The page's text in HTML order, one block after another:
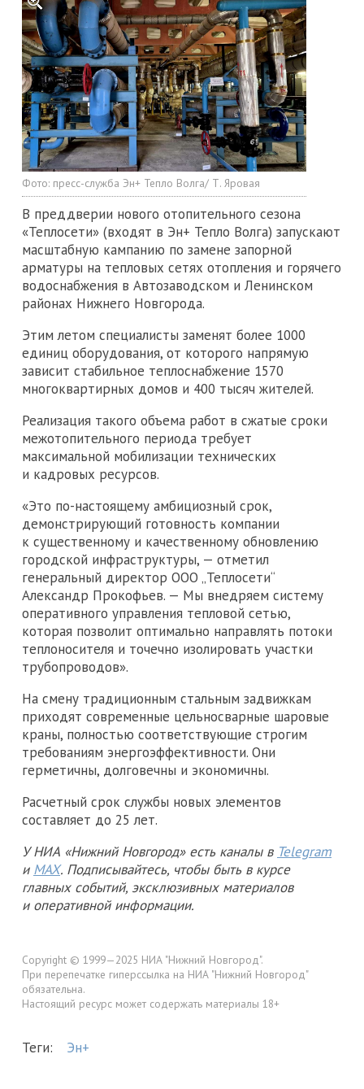
Фото: пресс-служба Эн+ Тепло Волга/ Т. Яровая
В преддверии нового отопительного сезона
«Теплосети» (входят в Эн+ Тепло Волга) запускают
масштабную кампанию по замене запорной
арматуры на тепловых сетях отопления и горячего
водоснабжения в Автозаводском и Ленинском
районах Нижнего Новгорода.
Этим летом специалисты заменят более 1000
единиц оборудования, от которого напрямую
зависит стабильное теплоснабжение 1570
многоквартирных домов и 400 тысяч жителей.
Реализация такого объема работ в сжатые сроки
межотопительного периода требует
максимальной мобилизации технических
и кадровых ресурсов.
«Это по-настоящему амбициозный срок,
демонстрирующий готовность компании
к существенному и качественному обновлению
городской инфраструктуры, — отметил
генеральный директор ООО „Теплосети“
Александр Прокофьев. — Мы внедряем систему
оперативного управления тепловой сетью,
которая позволит оптимально направлять потоки
теплоносителя и точечно изолировать участки
трубопроводов».
На смену традиционным стальным задвижкам
приходят современные цельносварные шаровые
краны, полностью соответствующие строгим
требованиям энергоэффективности. Они
герметичны, долговечны и экономичны.
Расчетный срок службы новых элементов
составляет до 25 лет.
У НИА «Нижний Новгород» есть каналы в Telegram
и MAX. Подписывайтесь, чтобы быть в курсе
главных событий, эксклюзивных материалов
и оперативной информации.
Copyright © 1999—2025 НИА "Нижний Новгород".
При перепечатке гиперссылка на НИА "Нижний Новгород"
обязательна.
Настоящий ресурс может содержать материалы 18+
Теги: Эн+